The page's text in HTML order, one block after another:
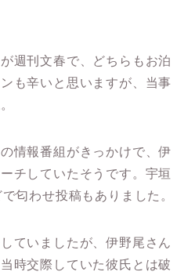
週刊文春で、どちらもお泊
も辛いと思いますが、当事
情報番組がきっかけで、伊
チしていたそうです。宇垣
匂わせ投稿もありました。
ていましたが、伊野尾さん
時交際していた彼氏とは破